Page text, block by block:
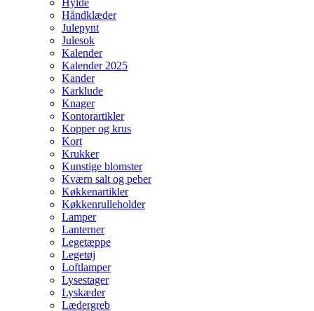
Hylde
Håndklæder
Julepynt
Julesok
Kalender
Kalender 2025
Kander
Karklude
Knager
Kontorartikler
Kopper og krus
Kort
Krukker
Kunstige blomster
Kværn salt og peber
Køkkenartikler
Køkkenrulleholder
Lamper
Lanterner
Legetæppe
Legetøj
Loftlamper
Lysestager
Lyskæder
Lædergreb